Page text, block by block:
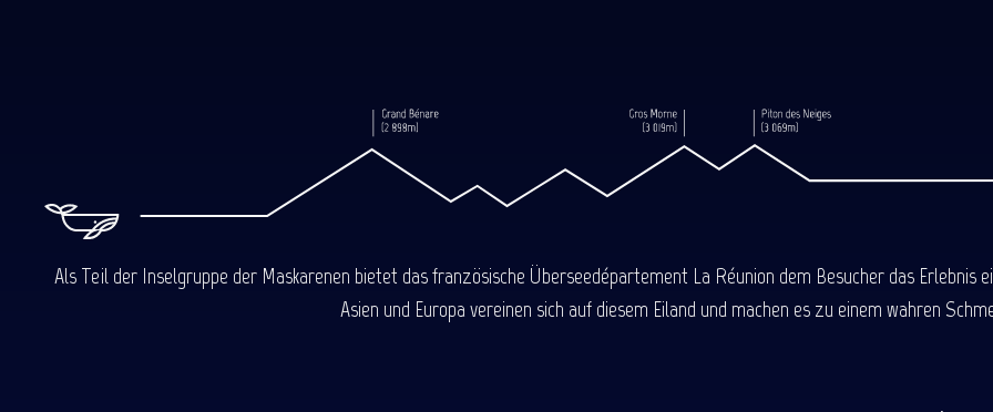
Als Teil der Inselgruppe der Maskarenen bietet das französische Überseedépartement La Réunion dem Besucher das Erlebnis
Asien und Europa vereinen sich auf diesem Eiland und machen es zu einem wahren